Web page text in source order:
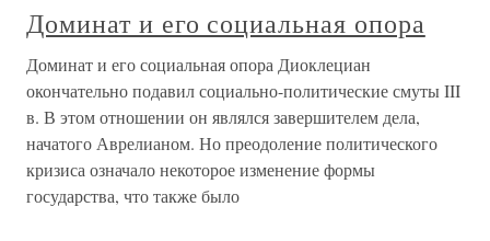
Доминат и его социальная опора
Доминат и его социальная опора Диоклециан
окончательно подавил социально-политические смуты III
в. В этом отношении он являлся завершителем дела,
начатого Аврелианом. Но преодоление политического
кризиса означало некоторое изменение формы
государства, что также было